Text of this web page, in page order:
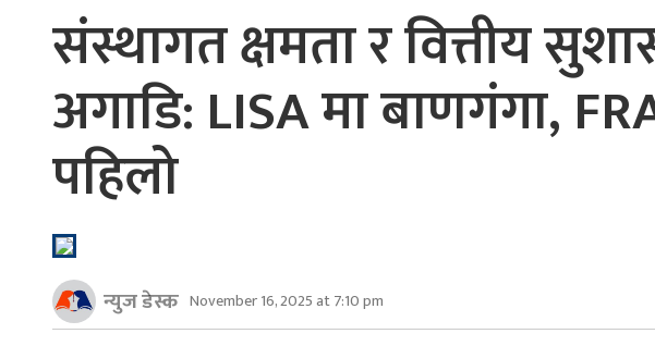
संस्थागत क्षमता र वित्तीय
अगाडि: LISA मा बाणगंगा,
पहिलो
न्युज डेस्क November 16, 2025 at 7:10 pm